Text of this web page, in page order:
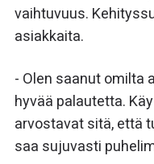
vaihtuvuus.
asiakkaita.
- Olen saanut omilta
hyvää palautetta.
arvostavat sitä, että
saa sujuvasti